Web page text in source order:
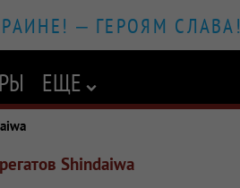
– ГЕРОЯМ СЛАВА!
EЩЕ
Shindaiwa